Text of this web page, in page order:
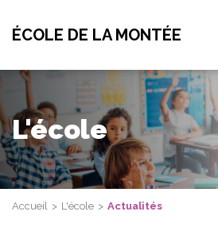
ÉCOLE DE LA MONTÉE
L'école
Accueil L'école Actualités